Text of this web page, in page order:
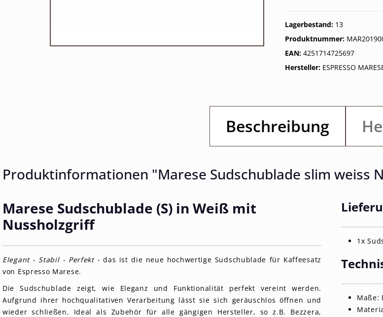
Lagerbestand: 13
Produktnummer:
EAN: 4251714725697
Hersteller: ESPRESSO
Beschreibung
Produktinformationen "Marese Sudschublade slim weiss
Marese Sudschublade (S) in Weiß mit
Nussholzgriff
Elegant - Stabil - Perfekt - das ist die neue hochwertige Sudschublade für Kaffeesatz
von Espresso Marese.
Die Sudschublade zeigt, wie Eleganz und Funktionalität perfekt vereint werden.
Aufgrund ihrer hochqualitativen Verarbeitung lässt sie sich geräuschlos öffnen und
wieder schließen. Ideal als Zubehör für alle gängigen Hersteller, so z.B. Bezzera,
1x
Maße: